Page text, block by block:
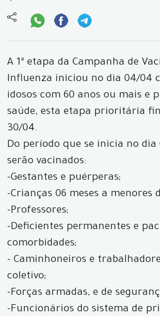
A 1ª etapa da Campanha de
Influenza iniciou no dia 04/04
idosos com 60 anos ou mais e
saúde, esta etapa prioritária
30/04.
Do período que se inicia no dia
serão vacinados:
-Gestantes e puérperas;
-Crianças 06 meses a menores
-Professores;
-Deficientes permanentes e
comorbidades;
- Caminhoneiros e
coletivo;
-Forças armadas, e de
-Funcionários do sistema de